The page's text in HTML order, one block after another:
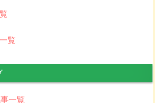
覧
一覧